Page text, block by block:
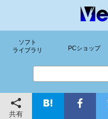
ソフト
ライブラリ
PCショップ
共有